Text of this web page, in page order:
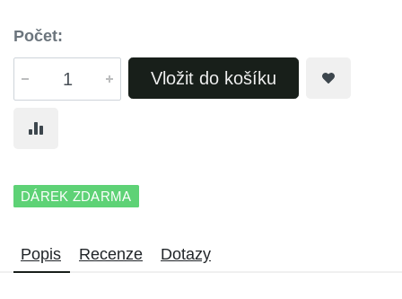
Počet:
Vložit do košíku
DÁREK ZDARMA
Popis Recenze Dotazy